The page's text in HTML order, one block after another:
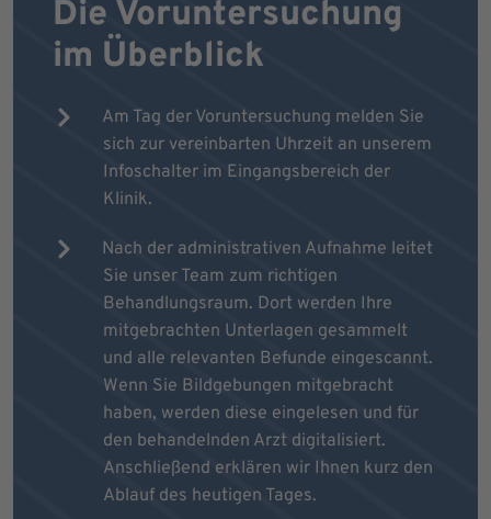
Die Voruntersuchung
im Überblick
Am Tag der Voruntersuchung melden Sie
sich zur vereinbarten Uhrzeit an unserem
Infoschalter im Eingangsbereich der
Klinik.
Nach der administrativen Aufnahme leitet
Sie unser Team zum richtigen
Behandlungsraum. Dort werden Ihre
mitgebrachten Unterlagen gesammelt
und alle relevanten Befunde eingescannt.
Wenn Sie Bildgebungen mitgebracht
haben, werden diese eingelesen und für
den behandelnden Arzt digitalisiert.
Anschließend erklären wir Ihnen kurz den
Ablauf des heutigen Tages.